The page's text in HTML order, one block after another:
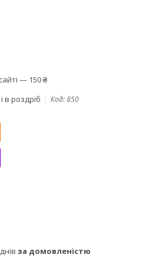
— 150 ₴
в роздріб Код:850
за домовленістю